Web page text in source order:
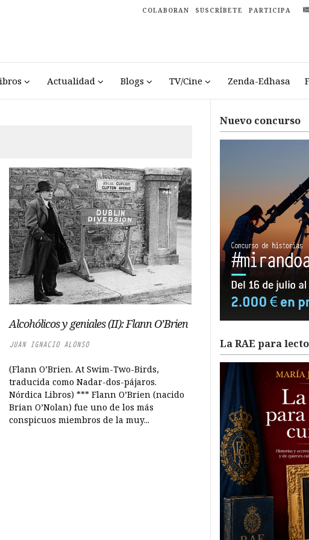
COLABORAN SUSCRÍBETE PARTICIPA
Actualidad Blogs TV/Cine Zenda-Edhasa
Alcohólicos y geniales (II): Flann O’Brien
JUAN IGNACIO ALONSO
(Flann O’Brien. At Swim-Two-Birds,
traducida como Nadar-dos-pájaros.
Nórdica Libros) *** Flann O’Brien (nacido
Brian O’Nolan) fue uno de los más
conspicuos miembros de la muy...
Nuevo concurso
La RAE para